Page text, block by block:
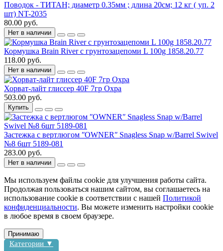
Поводок - ТИТАН; диаметр 0.35мм ; длина 20см; 12 кг ( уп. 2
шт) NT-2035
80.00 руб.
Нет в наличии
Кормушка Brain River с грунтозацепоми L 100g 1858.20.77
118.00 руб.
Нет в наличии
Хорват-лайт глиссер 40F 7гр Охра
503.00 руб.
Купить
Застежка с вертлюгом ʺOWNERʺ Snagless Snap w/Barrel Swivel
№8 6шт 5189-081
283.00 руб.
Нет в наличии
Мы используем файлы cookie для улучшения работы сайта.
Продолжая пользоваться нашим сайтом, вы соглашаетесь на
использование cookie в соответствии с нашей Политикой
конфиденциальности. Вы можете изменить настройки cookie
в любое время в своем браузере.
Принимаю
Категории ▼